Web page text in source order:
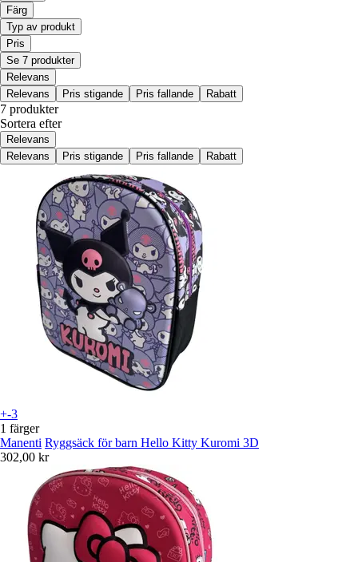
Färg
Typ av produkt
Pris
Se 7 produkter
Relevans
Relevans
Pris stigande Pris fallande Rabatt
7 produkter
Sortera efter
Relevans
Relevans
Pris stigande Pris fallande Rabatt
+-3
1 färger
Manenti Ryggsäck för barn Hello Kitty Kuromi 3D
302,00 kr